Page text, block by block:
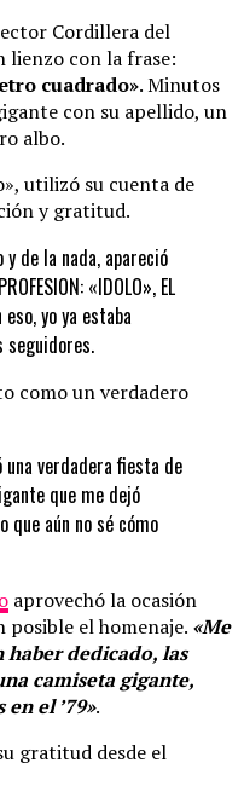
Cordillera del
lienzo con la frase:
cuadrado». Minutos
con su apellido, un
albo.
utilizó su cuenta de
y gratitud.
y de la nada, apareció
«IDOLO», EL
eso, yo ya estaba
seguidores.
como un verdadero
una verdadera fiesta de
que me dejó
que aún no sé cómo
aprovechó la ocasión
posible el homenaje. «Me
dedicado, las
camiseta gigante,
el ’79».
gratitud desde el